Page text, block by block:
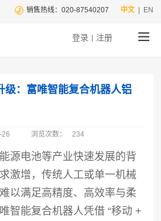
| EN
中文
销售热线：020-87540207
登录 注册
级：富唯智能复合机器人铝
26 浏览次数： 234
源电池等产业快速发展的背
激增，传统人工或单一机械
以满足高精度、高效率与柔
智能复合机器人凭借 “移动 +